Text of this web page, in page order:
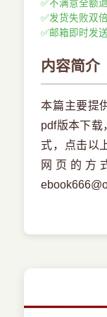
✅不满意全额
✅发货失败双
✅邮箱即时发送
内容简介
本篇主要提
pdf版本下载
式，点击以
网页的方